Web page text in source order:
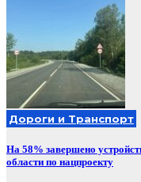
Дороги и Транспорт
На 58% завершено
области по нацпроекту